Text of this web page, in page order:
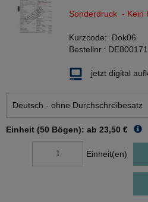
Sonderdruck - Kein
Kurzcode: Dok06
Bestellnr.: DE800171
jetzt digital
Einheit (50 Bögen): ab 23,50 €
Einheit(en)